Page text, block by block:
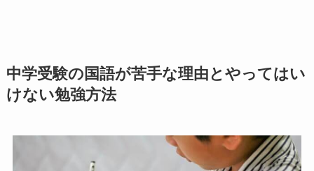
中学受験の国語が苦手な理由とやってはい
けない勉強方法